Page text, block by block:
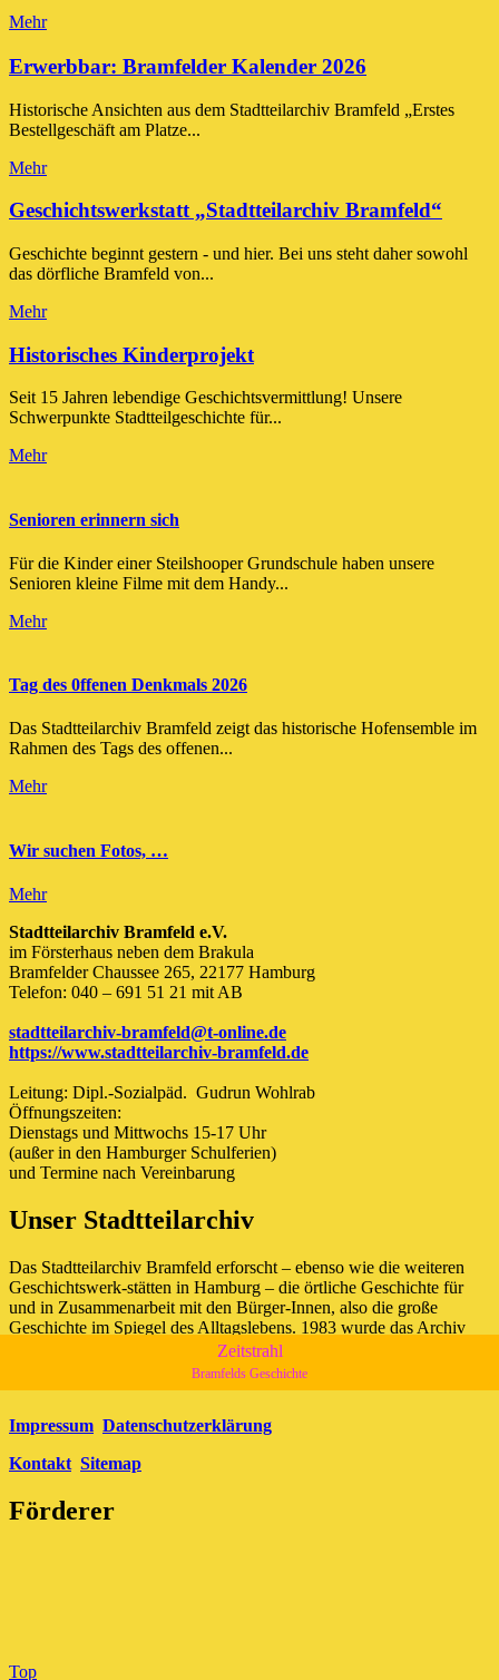
Mehr
Erwerbbar: Bramfelder Kalender 2026
Historische Ansichten aus dem Stadtteilarchiv Bramfeld „Erstes
Bestellgeschäft am Platze...
Mehr
Geschichtswerkstatt „Stadtteilarchiv Bramfeld“
Geschichte beginnt gestern - und hier. Bei uns steht daher sowohl
das dörfliche Bramfeld von...
Mehr
Historisches Kinderprojekt
Seit 15 Jahren lebendige Geschichtsvermittlung! Unsere
Schwerpunkte Stadtteilgeschichte für...
Mehr
Senioren erinnern sich
Für die Kinder einer Steilshooper Grundschule haben unsere
Senioren kleine Filme mit dem Handy...
Mehr
Tag des 0ffenen Denkmals 2026
Das Stadtteilarchiv Bramfeld zeigt das historische Hofensemble im
Rahmen des Tags des offenen...
Mehr
Wir suchen Fotos, …
Mehr
Stadtteilarchiv Bramfeld e.V.
im Försterhaus neben dem Brakula
Bramfelder Chaussee 265, 22177 Hamburg
Telefon: 040 – 691 51 21 mit AB
stadtteilarchiv-bramfeld@t-online.de
https://www.stadtteilarchiv-bramfeld.de
Leitung: Dipl.-Sozialpäd. Gudrun Wohlrab
Öffnungszeiten:
Dienstags und Mittwochs 15-17 Uhr
(außer in den Hamburger Schulferien)
und Termine nach Vereinbarung
Unser Stadtteilarchiv
Das Stadtteilarchiv Bramfeld erforscht – ebenso wie die weiteren
Geschichtswerk-stätten in Hamburg – die örtliche Geschichte für
und in Zusammenarbeit mit den Bürger-Innen, also die große
Geschichte im Spiegel des Alltagslebens. 1983 wurde das Archiv
gegründet und befindet sich im Försterhaus neben Brakula,
Bramfelder Chaussee 265.
Impressum Datenschutzerklärung
Kontakt Sitemap
Förderer
Top
Zeitstrahl
Bramfelds Geschichte